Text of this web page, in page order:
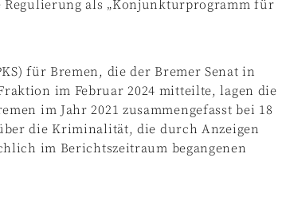
als „Konjunkturprogramm für
für Bremen, die der Bremer Senat in
im Februar 2024 mitteilte, lagen die
im Jahr 2021 zusammengefasst bei 18
die Kriminalität, die durch Anzeigen
im Berichtszeitraum begangenen